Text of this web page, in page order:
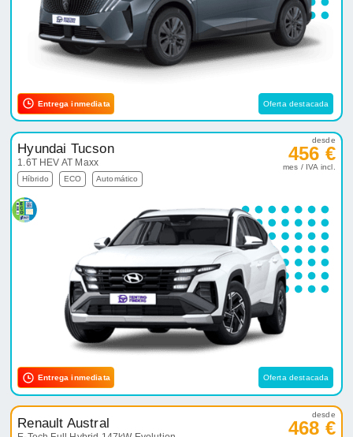
Entrega inmediata Oferta destacada
Hyundai Tucson
1.6T HEV AT Maxx
Híbrido ECO Automático
desde
456 €
mes / IVA incl.
Entrega inmediata Oferta destacada
Renault Austral
desde
468 €